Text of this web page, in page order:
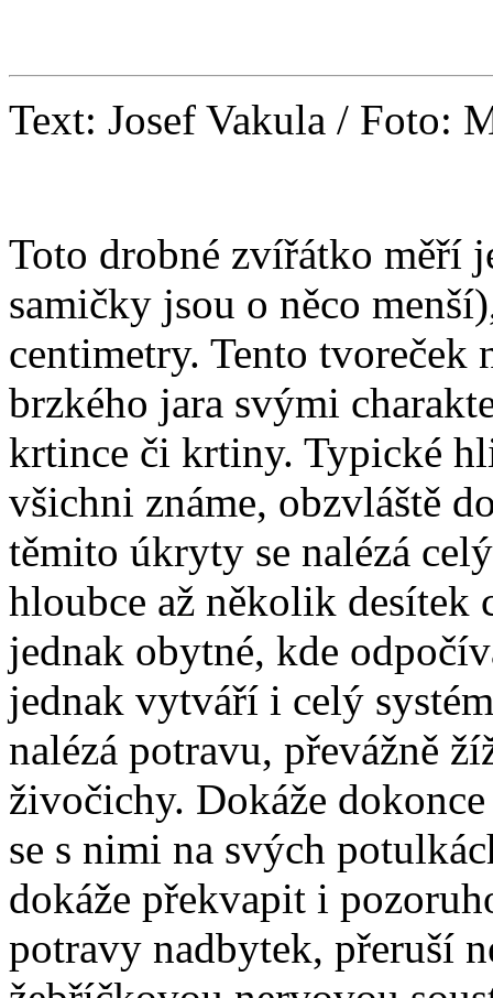
Text: Josef Vakula / Foto:
Toto drobné zvířátko měří
samičky jsou o něco
centimetry. Tento tvoreček
brzkého jara svými
krtince či krtiny. Typické
všichni známe, obzvláště
těmito úkryty se nalézá
hloubce až několik
jednak obytné, kde
jednak vytváří i celý
nalézá potravu, převážně
živočichy. Dokáže
se s nimi na svých
dokáže překvapit i
potravy nadbytek, přeruší